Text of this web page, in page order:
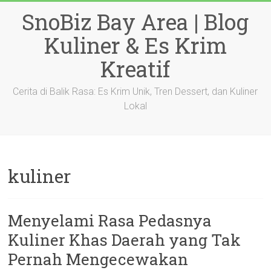
contentSnoBiz Bay Area | Blog
Kuliner & Es Krim
Kreatif
Cerita di Balik Rasa: Es Krim Unik, Tren Dessert, dan Kuliner
Lokal
kuliner
Menyelami Rasa Pedasnya
Kuliner Khas Daerah yang Tak
Pernah Mengecewakan